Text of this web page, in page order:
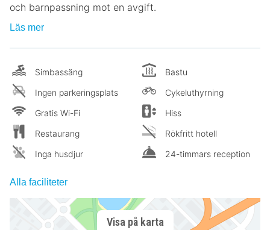
och barnpassning mot en avgift.
Läs mer
Simbassäng
Ingen parkeringsplats
Gratis Wi-Fi
Restaurang
Inga husdjur
Bastu
Cykeluthyrning
Hiss
Rökfritt hotell
24-timmars reception
Alla faciliteter
Visa på karta